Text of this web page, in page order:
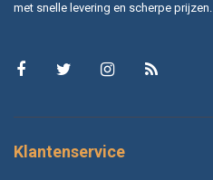
met snelle levering en scherpe prijzen.
Klantenservice